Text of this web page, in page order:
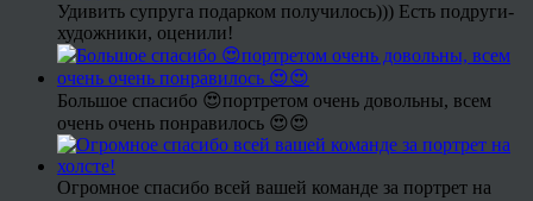
Удивить супруга подарком получилось))) Есть подруги-
художники, оценили!
Большое спасибо 😍портретом очень довольны, всем
очень очень понравилось 😍😍
Огромное спасибо всей вашей команде за портрет на